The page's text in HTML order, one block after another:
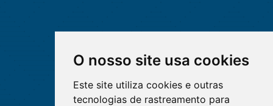
O nosso site usa cookies
Este site utiliza cookies e outras
tecnologias de rastreamento para